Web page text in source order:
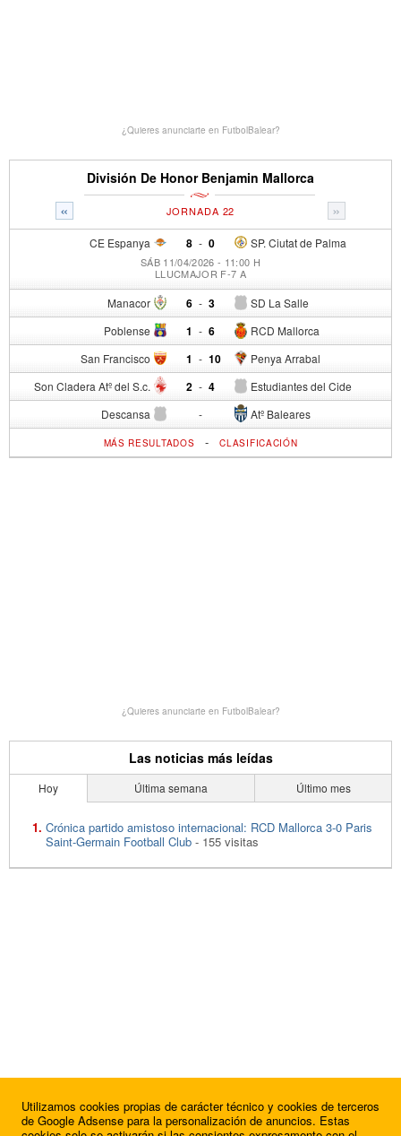
¿Quieres anunciarte en FutbolBalear?
División De Honor Benjamin Mallorca
« »
JORNADA 22
CE Espanya 8 - SP. Ciutat de Palma
0
SÁB 11/04/2026 - 11:00 H
LLUCMAJOR F-7 A
Manacor 6 - SD La Salle
3
Poblense 1 - RCD Mallorca
6
San Francisco 1 - Penya Arrabal
10
Son Cladera Atº del S.c. 2 - Estudiantes del Cide
4
Descansa - Atº Baleares
MÁS RESULTADOS -CLASIFICACIÓN
¿Quieres anunciarte en FutbolBalear?
Las noticias más leídas
Hoy Última semana Último mes
Crónica partido amistoso internacional: RCD Mallorca 3-0 Paris
Saint-Germain Football Club - 155 visitas
Utilizamos cookies propias de carácter técnico y cookies de terceros
de Google Adsense para la personalización de anuncios. Estas